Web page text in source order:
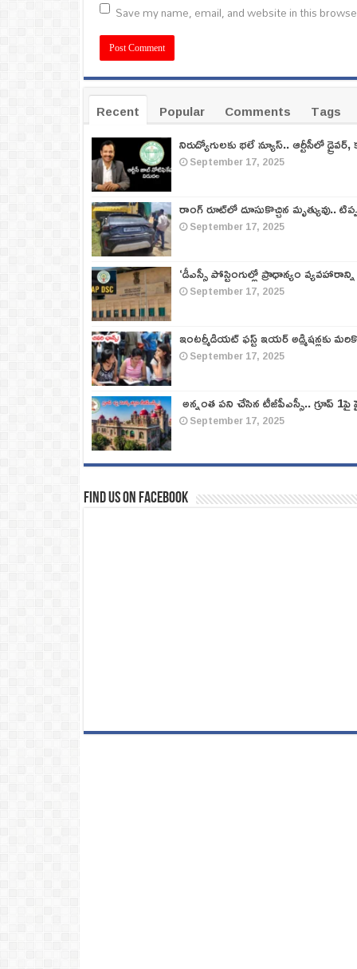
Save my name, email, and website in this
Recent Popular Comments
Tags
నిరుద్యోగులకు భలే న్యూస్.. ఆర్టీసీలో
September 17, 2025
రాంగ్ రూట్‌లో దూసుకొచ్చిన మృత్యువు..
September 17, 2025
‘డీఎస్సీ పోస్టింగుల్లో ప్రాధాన్యం
September 17, 2025
ఇంటర్మీడియట్ ఫస్ట్‌ ఇయర్‌ అడ్మిషన్లకు
September 17, 2025
అన్నంత పని చేసిన టీజీపీఎస్సీ.. గ్రూప్‌
September 17, 2025
Find us on Facebook